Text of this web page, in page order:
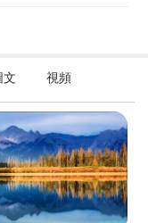
文 視頻